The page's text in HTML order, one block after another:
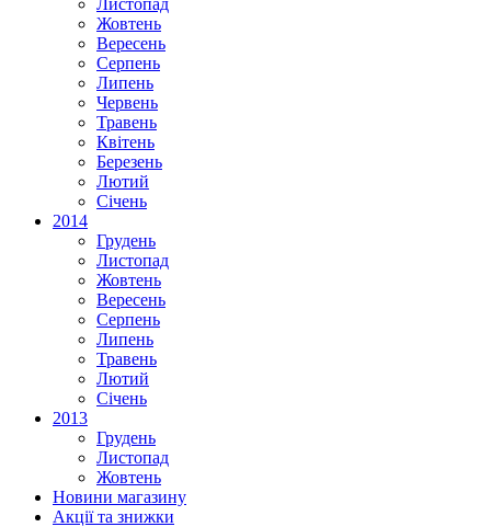
Листопад
Жовтень
Вересень
Серпень
Липень
Червень
Травень
Квітень
Березень
Лютий
Січень
2014
Грудень
Листопад
Жовтень
Вересень
Серпень
Липень
Травень
Лютий
Січень
2013
Грудень
Листопад
Жовтень
Новини магазину
Акції та знижки